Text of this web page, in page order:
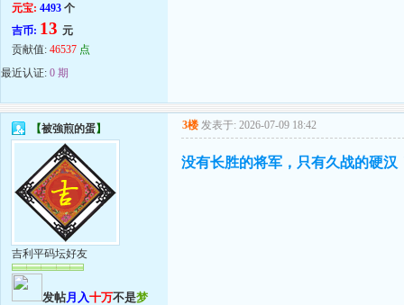
元宝: 4493 个
吉币: 13 元
贡献值: 46537 点
最近认证: 0 期
【被強煎的蛋】
吉利平码坛好友
发帖月入十万不是梦
3楼 发表于: 2026-07-09 18:42
没有长胜的将军，只有久战的硬汉